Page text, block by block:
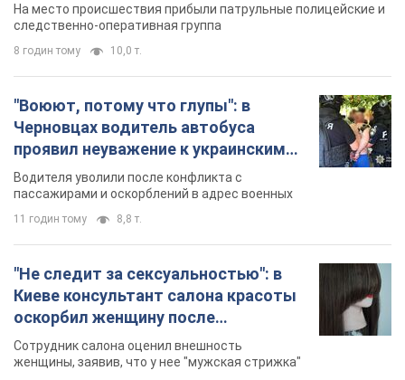
Видео
пассажирами и оскорблений в адрес военных
"Не следит за сексуальностью": в
Киеве консультант салона красоты
оскорбил женщину после
химиотерапии, разгорелся скандал.
Фото
женщины, заявив, что у нее "мужская стрижка"